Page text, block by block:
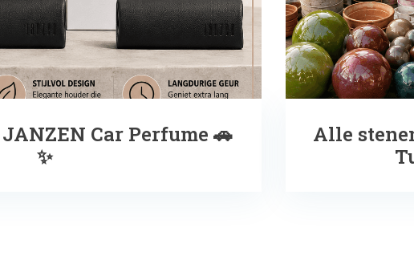
Car Perfume 🚗
✨
Alle